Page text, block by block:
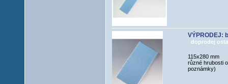
VÝPRODEJ:
doprodej
115x280 mm
různé hrubosti
poznámky)